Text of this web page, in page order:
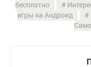
бесплатно
игры на Андроид